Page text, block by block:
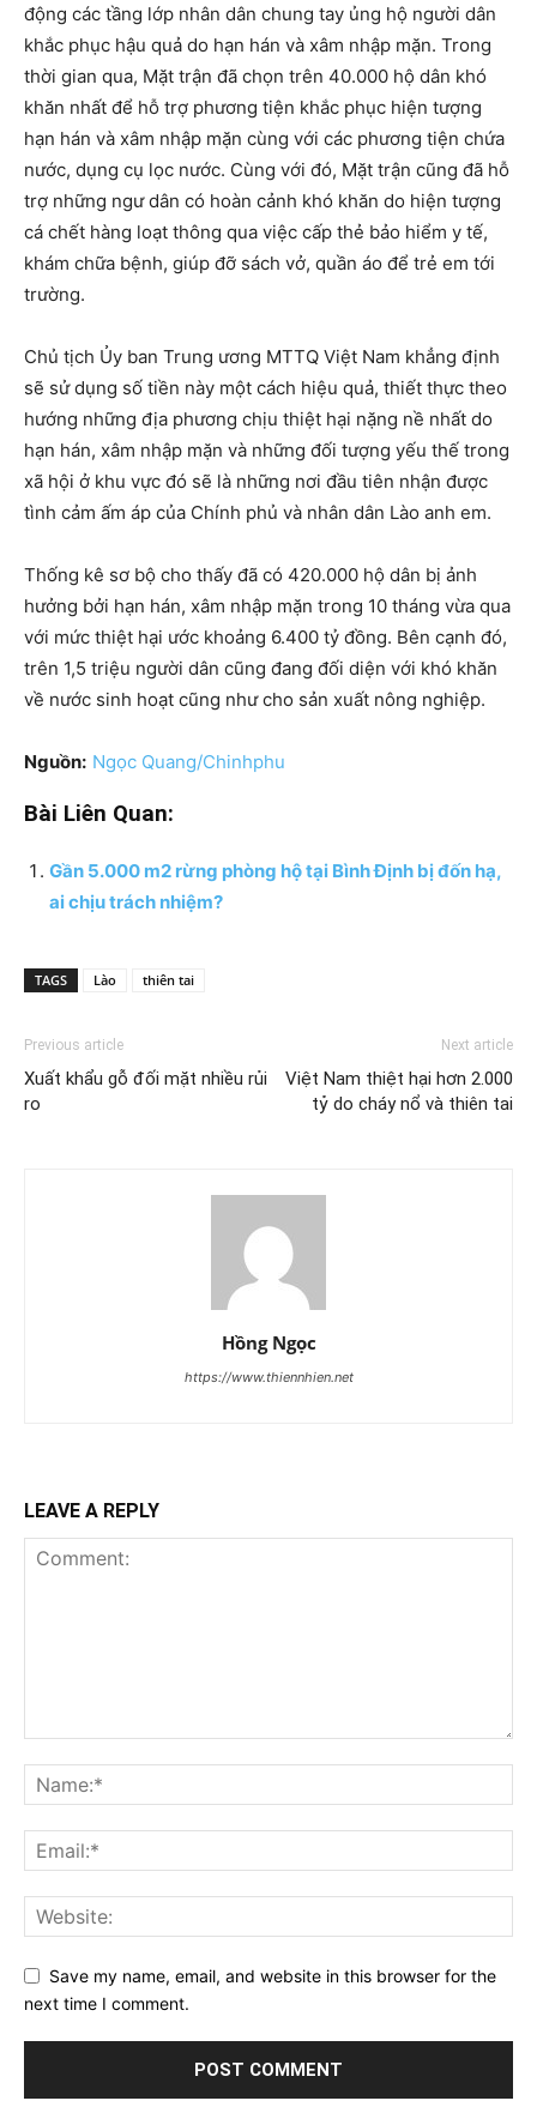
động các tầng lớp nhân dân chung tay ủng hộ người dân
khắc phục hậu quả do hạn hán và xâm nhập mặn. Trong
thời gian qua, Mặt trận đã chọn trên 40.000 hộ dân khó
khăn nhất để hỗ trợ phương tiện khắc phục hiện tượng
hạn hán và xâm nhập mặn cùng với các phương tiện chứa
nước, dụng cụ lọc nước. Cùng với đó, Mặt trận cũng đã hỗ
trợ những ngư dân có hoàn cảnh khó khăn do hiện tượng
cá chết hàng loạt thông qua việc cấp thẻ bảo hiểm y tế,
khám chữa bệnh, giúp đỡ sách vở, quần áo để trẻ em tới
trường.
Chủ tịch Ủy ban Trung ương MTTQ Việt Nam khẳng định
sẽ sử dụng số tiền này một cách hiệu quả, thiết thực theo
hướng những địa phương chịu thiệt hại nặng nề nhất do
hạn hán, xâm nhập mặn và những đối tượng yếu thế trong
xã hội ở khu vực đó sẽ là những nơi đầu tiên nhận được
tình cảm ấm áp của Chính phủ và nhân dân Lào anh em.
Thống kê sơ bộ cho thấy đã có 420.000 hộ dân bị ảnh
hưởng bởi hạn hán, xâm nhập mặn trong 10 tháng vừa qua
với mức thiệt hại ước khoảng 6.400 tỷ đồng. Bên cạnh đó,
trên 1,5 triệu người dân cũng đang đối diện với khó khăn
về nước sinh hoạt cũng như cho sản xuất nông nghiệp.
Nguồn: Ngọc Quang/Chinhphu
Bài Liên Quan:
Gần 5.000 m2 rừng phòng hộ tại Bình Định bị đốn hạ,
ai chịu trách nhiệm?
TAGS Lào thiên tai
Previous article
Xuất khẩu gỗ đối mặt nhiều rủi
ro
Next article
Việt Nam thiệt hại hơn 2.000
tỷ do cháy nổ và thiên tai
Hồng Ngọc
https://www.thiennhien.net
LEAVE A REPLY
Save my name, email, and website in this browser for the
next time I comment.